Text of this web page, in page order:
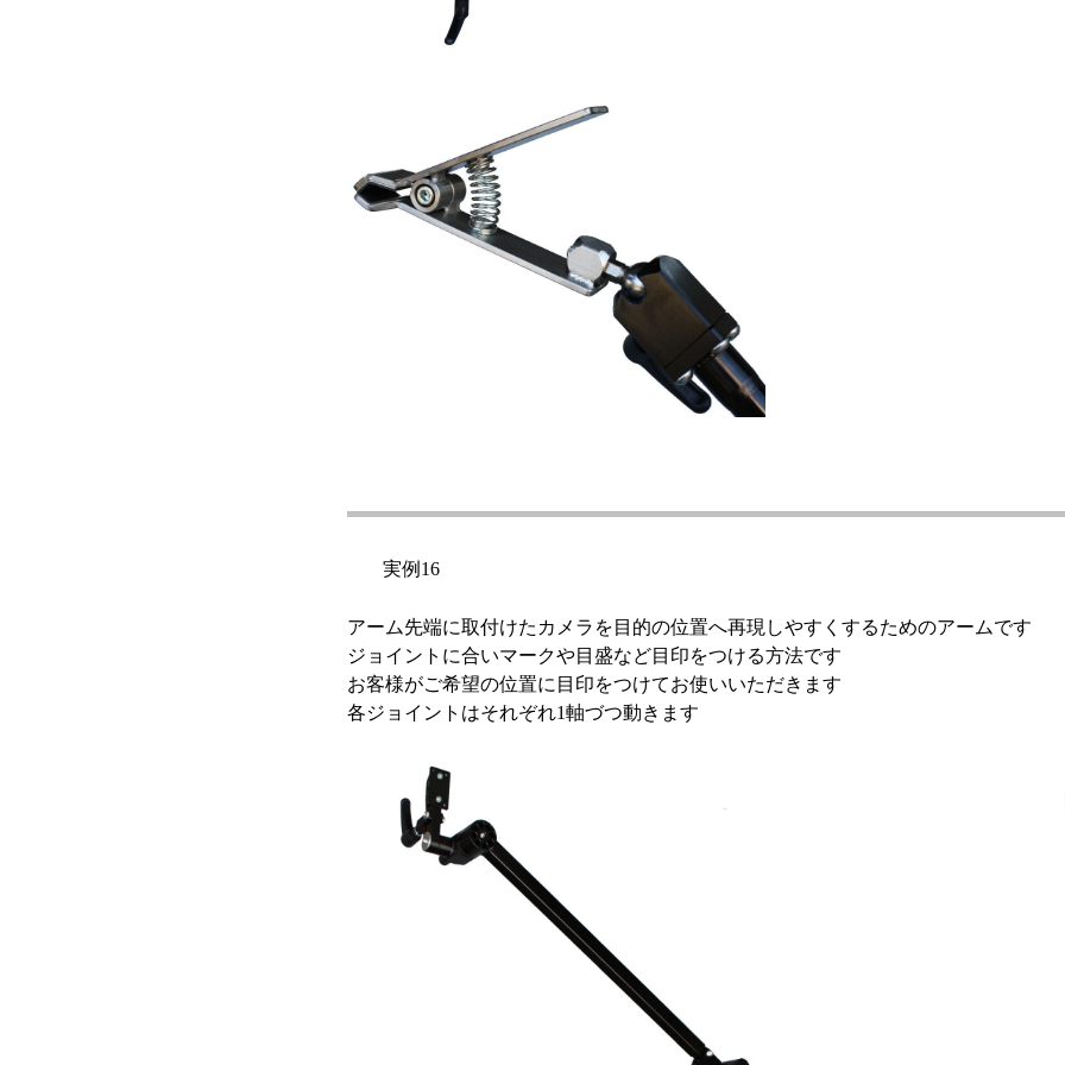
実例16
アーム先端に取付けたカメラを目的の位置へ再現しやすくするためのアームです
ジョイントに合いマークや目盛など目印をつける方法です
お客様がご希望の位置に目印をつけてお使いいただきます
各ジョイントはそれぞれ1軸づつ動きます